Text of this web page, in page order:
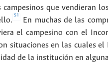
que vendieran
51
En muchas de las
el campesino con el
situaciones en las cuales
de la institución en